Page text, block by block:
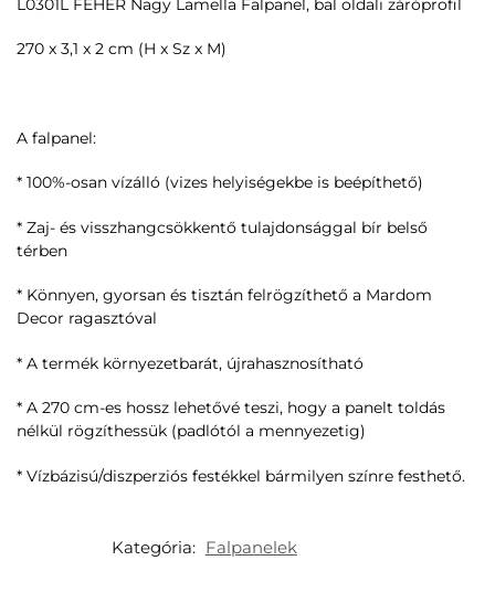
L0301L FEHÉR Nagy Lamella Falpanel, bal oldali záróprofil
270 x 3,1 x 2 cm (H x Sz x M)
A falpanel:
* 100%-osan vízálló (vizes helyiségekbe is beépíthető)
* Zaj- és visszhangcsökkentő tulajdonsággal bír belső
térben
* Könnyen, gyorsan és tisztán felrögzíthető a Mardom
Decor ragasztóval
* A termék környezetbarát, újrahasznosítható
* A 270 cm-es hossz lehetővé teszi, hogy a panelt toldás
nélkül rögzíthessük (padlótól a mennyezetig)
* Vízbázisú/diszperziós festékkel bármilyen színre festhető.
Kategória: Falpanelek